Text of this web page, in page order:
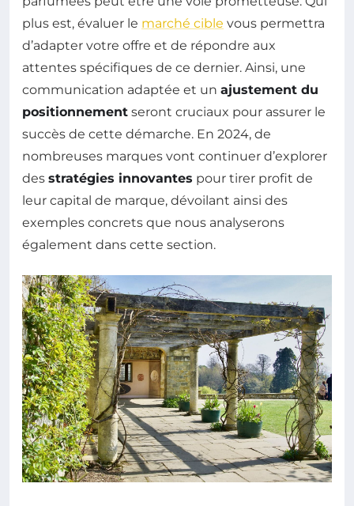
plus est, évaluer le marché cible vous permettra
d’adapter votre offre et de répondre aux
attentes spécifiques de ce dernier. Ainsi, une
communication adaptée et un ajustement du
positionnement seront cruciaux pour assurer le
succès de cette démarche. En 2024, de
nombreuses marques vont continuer d’explorer
des stratégies innovantes pour tirer profit de
leur capital de marque, dévoilant ainsi des
exemples concrets que nous analyserons
également dans cette section.